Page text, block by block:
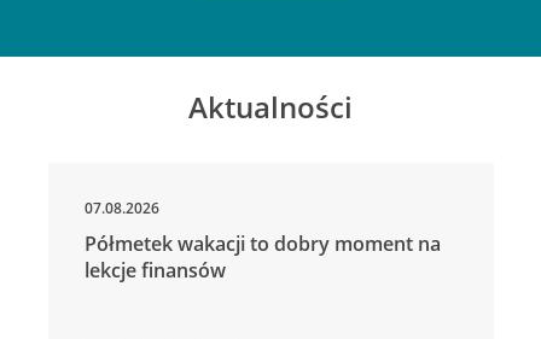
Aktualności
07.08.2026
Półmetek wakacji to dobry moment na
lekcje finansów